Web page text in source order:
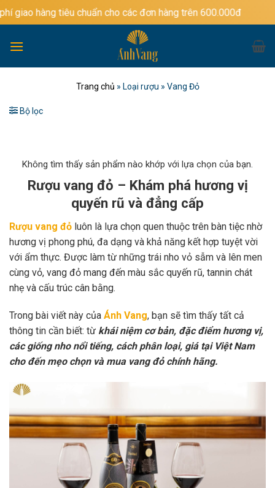
Bỏ
qua
dung
tiêu chuẩn cho các đơn hàng trên 600.000đ
Trang chủ » Loại rượu » Vang Đỏ
Bộ lọc
Không tìm thấy sản phẩm nào khớp với lựa chọn của bạn.
Rượu vang đỏ – Khám phá hương vị
quyến rũ và đẳng cấp
Rượu vang đỏ luôn là lựa chọn quen thuộc trên bàn tiệc nhờ
hương vị phong phú, đa dạng và khả năng kết hợp tuyệt vời
với ẩm thực. Được làm từ những trái nho vỏ sẫm và lên men
cùng vỏ, vang đỏ mang đến màu sắc quyến rũ, tannin chát
nhẹ và cấu trúc cân bằng.
Trong bài viết này của Ánh Vang, bạn sẽ tìm thấy tất cả
thông tin cần biết: từ khái niệm cơ bản, đặc điểm hương vị,
các giống nho nổi tiếng, cách phân loại, giá tại Việt Nam
cho đến mẹo chọn và mua vang đỏ chính hãng.